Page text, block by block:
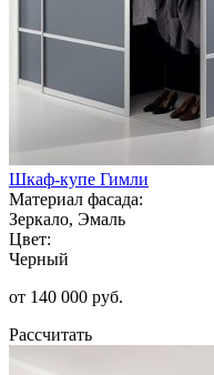
Шкаф-купе Гимли
Материал фасада:
Зеркало, Эмаль
Цвет:
Черный
от 140 000 руб.
Рассчитать